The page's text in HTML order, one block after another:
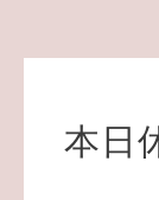
本日